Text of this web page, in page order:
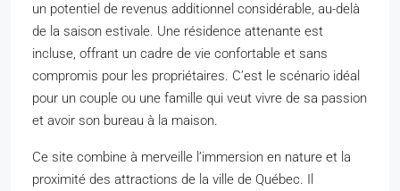
un potentiel de revenus additionnel considérable, au-delà
de la saison estivale. Une résidence attenante est
incluse, offrant un cadre de vie confortable et sans
compromis pour les propriétaires. C’est le scénario idéal
pour un couple ou une famille qui veut vivre de sa passion
et avoir son bureau à la maison.
Ce site combine à merveille l’immersion en nature et la
proximité des attractions de la ville de Québec. Il